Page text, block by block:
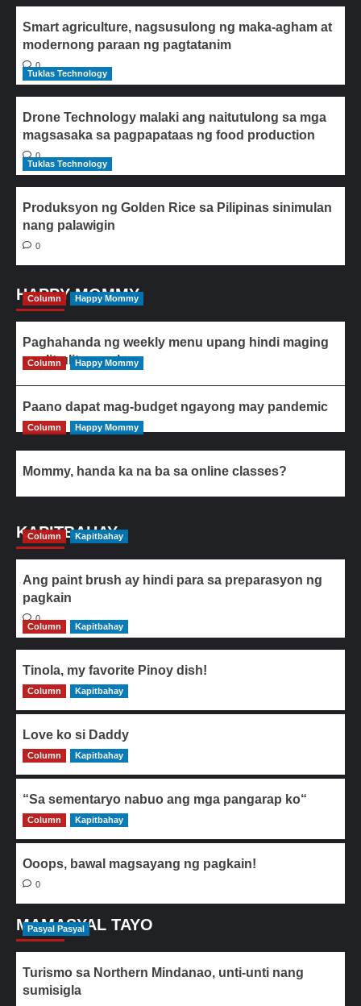
Smart agriculture, nagsusulong ng maka-agham at
modernong paraan ng pagtatanim
0
Tuklas Technology
Drone Technology malaki ang naitutulong sa mga
magsasaka sa pagpapataas ng food production
0
Tuklas Technology
Produksyon ng Golden Rice sa Pilipinas sinimulan
nang palawigin
0
HAPPY MOMMY
Column Happy Mommy
Paghahanda ng weekly menu upang hindi maging
paulit-ulit ang ulam
Column Happy Mommy
Paano dapat mag-budget ngayong may pandemic
Column Happy Mommy
Mommy, handa ka na ba sa online classes?
KAPITBAHAY
Column Kapitbahay
Ang paint brush ay hindi para sa preparasyon ng
pagkain
0
Column
Kapitbahay
Tinola, my favorite Pinoy dish!
0
Column Kapitbahay
Love ko si Daddy
0
Column Kapitbahay
“Sa sementaryo nabuo ang mga pangarap ko“
0
Column Kapitbahay
Ooops, bawal magsayang ng pagkain!
0
MAMASYAL TAYO
Pasyal Pasyal
Turismo sa Northern Mindanao, unti-unti nang
sumisigla